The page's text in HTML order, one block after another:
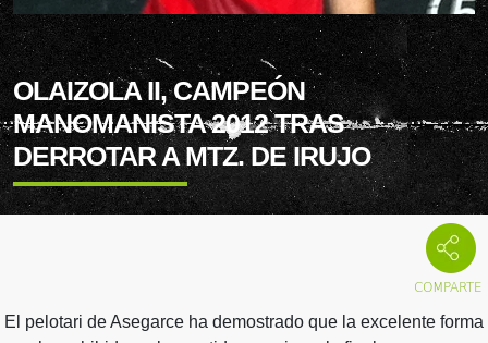
OLAIZOLA II, CAMPEÓN
MANOMANISTA 2012 TRAS
DERROTAR A MTZ. DE IRUJO
El pelotari de Asegarce ha demostrado que la excelente forma